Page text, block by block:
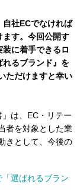
自社ECでなければ
ます。今回公開す
に着手できるロ
れるブランド』を
ただけますと幸い
は、EC・リテー
者を対象とした業
きとして、今後の
選ばれるブラン